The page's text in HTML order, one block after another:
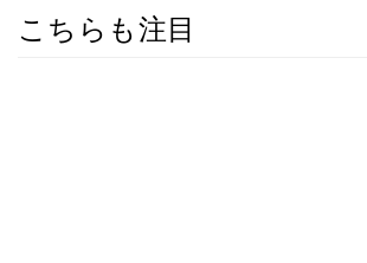
こちらも注目